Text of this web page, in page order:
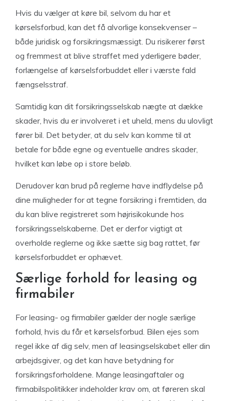
Hvis du vælger at køre bil, selvom du har et
kørselsforbud, kan det få alvorlige konsekvenser –
både juridisk og forsikringsmæssigt. Du risikerer først
og fremmest at blive straffet med yderligere bøder,
forlængelse af kørselsforbuddet eller i værste fald
fængselsstraf.
Samtidig kan dit forsikringsselskab nægte at dække
skader, hvis du er involveret i et uheld, mens du ulovligt
fører bil. Det betyder, at du selv kan komme til at
betale for både egne og eventuelle andres skader,
hvilket kan løbe op i store beløb.
Derudover kan brud på reglerne have indflydelse på
dine muligheder for at tegne forsikring i fremtiden, da
du kan blive registreret som højrisikokunde hos
forsikringsselskaberne. Det er derfor vigtigt at
overholde reglerne og ikke sætte sig bag rattet, før
kørselsforbuddet er ophævet.
Særlige forhold for leasing og
firmabiler
For leasing- og firmabiler gælder der nogle særlige
forhold, hvis du får et kørselsforbud. Bilen ejes som
regel ikke af dig selv, men af leasingselskabet eller din
arbejdsgiver, og det kan have betydning for
forsikringsforholdene. Mange leasingaftaler og
firmabilspolitikker indeholder krav om, at føreren skal